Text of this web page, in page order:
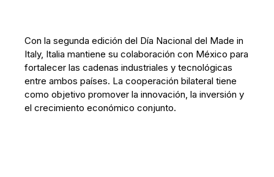
Con la segunda edición del Día Nacional del Made in
Italy, Italia mantiene su colaboración con México para
fortalecer las cadenas industriales y tecnológicas
entre ambos países. La cooperación bilateral tiene
como objetivo promover la innovación, la inversión y
el crecimiento económico conjunto.